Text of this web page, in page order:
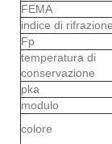
FEMA
indice di rifrazione
Fp
temperatura di
conservazione
pka
modulo
colore